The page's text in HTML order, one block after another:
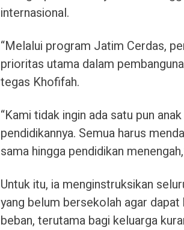
internasional.
“Melalui program Jatim Cerdas,
prioritas utama dalam
tegas Khofifah.
“Kami tidak ingin ada satu pun
pendidikannya. Semua harus
sama hingga pendidikan
Untuk itu, ia menginstruksikan
yang belum bersekolah agar
beban, terutama bagi keluarga